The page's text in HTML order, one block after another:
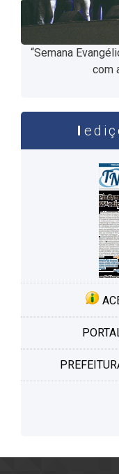
“Semana
com
Programação do